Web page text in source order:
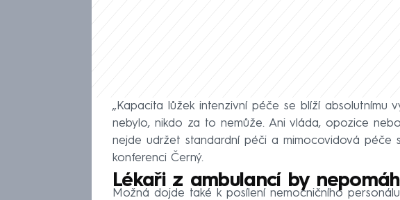
„Kapacita lůžek intenzivní péče se blíží absolutnímu
nebylo, nikdo za to nemůže. Ani vláda, opozice
nejde udržet standardní péči a mimocovidová péče
konferenci Černý.
Lékaři z ambulancí by
Možná dojde také k posílení nemocničního